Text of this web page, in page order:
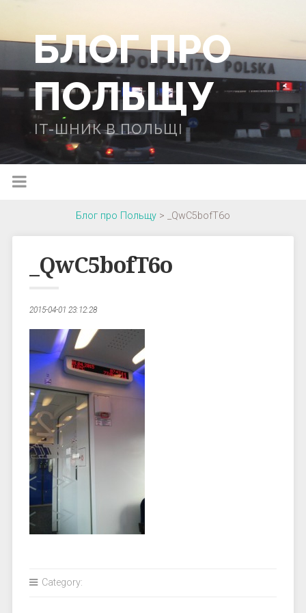
БЛОГ ПРО
ПОЛЬЩУ
IT-ШНИК В ПОЛЬЩІ
Блог про Польщу > _QwC5bofT6o
_QwC5bofT6o
2015-04-01 23:12:28
Category: